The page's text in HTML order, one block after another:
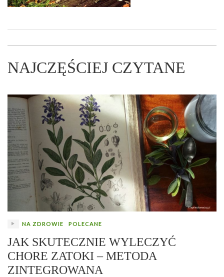
NAJCZĘŚCIEJ CZYTANE
NA ZDROWIE POLECANE
JAK SKUTECZNIE WYLECZYĆ
CHORE ZATOKI – METODA
ZINTEGROWANA